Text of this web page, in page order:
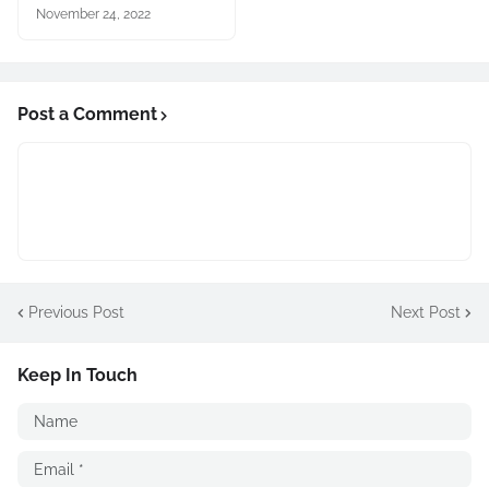
November 24, 2022
Post a Comment
Previous Post Next Post
Keep In Touch